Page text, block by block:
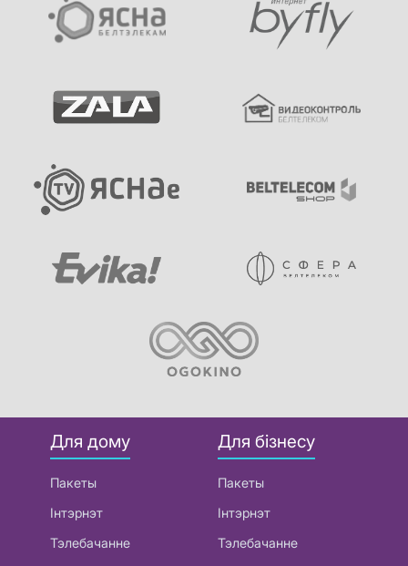
Для дому
Пакеты
Інтэрнэт
Тэлебачанне
Для бізнесу
Пакеты
Інтэрнэт
Тэлебачанне